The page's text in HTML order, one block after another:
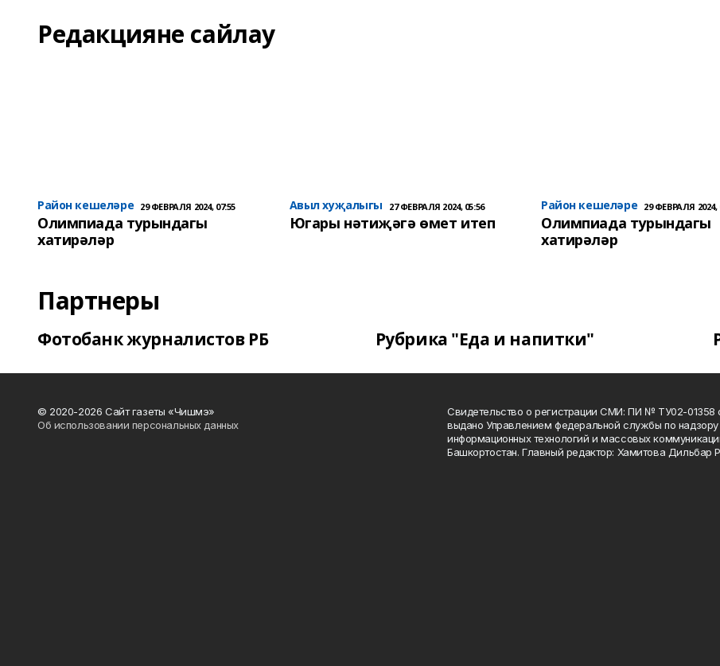
Редакцияне сайлау
Район кешеләре 29 ФЕВРАЛЯ 2024, 07:55
Олимпиада турындагы
хатирәләр
Авыл хуҗалыгы 27 ФЕВРАЛЯ 2024, 05:56
Югары нәтиҗәгә өмет итеп
Район кешеләре 29 ФЕВРАЛЯ 2024,
Олимпиада турындагы
хатирәләр
Партнеры
Фотобанк журналистов РБ Рубрика "Еда и напитки"
© 2020-2026 Сайт газеты «Чишмэ»
Об использовании персональных данных
Свидетельство о регистрации СМИ: ПИ № ТУ02-01358
выдано Управлением федеральной службы по
информационных технологий и массовых
Башкортостан. Главный редактор: Хамитова Дильбар